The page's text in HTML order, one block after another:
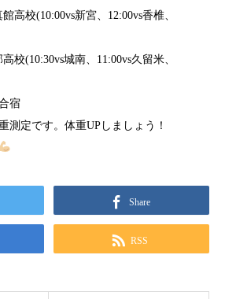
高校(10:00vs新宮、12:00vs香椎、
校(10:30vs城南、11:00vs久留米、
宿
測定です。体重UPしましょう！
Share
RSS